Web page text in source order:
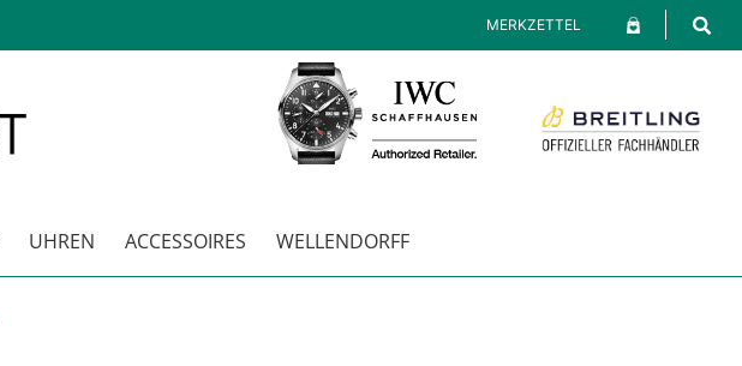
MERKZETTEL
UHREN ACCESSOIRES WELLENDORFF